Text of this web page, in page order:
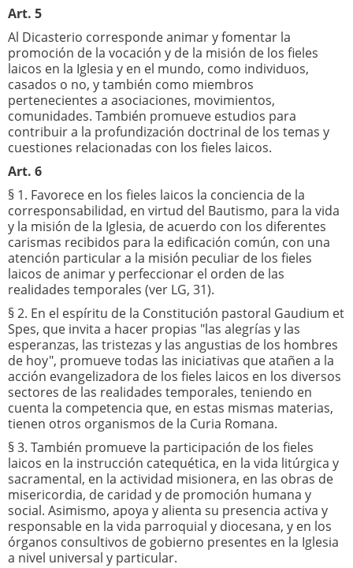
Art. 5
Al Dicasterio corresponde animar y fomentar la
promoción de la vocación y de la misión de los fieles
laicos en la Iglesia y en el mundo, como individuos,
casados o no, y también como miembros
pertenecientes a asociaciones, movimientos,
comunidades. También promueve estudios para
contribuir a la profundización doctrinal de los temas y
cuestiones relacionadas con los fieles laicos.
Art. 6
§ 1. Favorece en los fieles laicos la conciencia de la
corresponsabilidad, en virtud del Bautismo, para la vida
y la misión de la Iglesia, de acuerdo con los diferentes
carismas recibidos para la edificación común, con una
atención particular a la misión peculiar de los fieles
laicos de animar y perfeccionar el orden de las
realidades temporales (ver LG, 31).
§ 2. En el espíritu de la Constitución pastoral Gaudium et
Spes, que invita a hacer propias "las alegrías y las
esperanzas, las tristezas y las angustias de los hombres
de hoy", promueve todas las iniciativas que atañen a la
acción evangelizadora de los fieles laicos en los diversos
sectores de las realidades temporales, teniendo en
cuenta la competencia que, en estas mismas materias,
tienen otros organismos de la Curia Romana.
§ 3. También promueve la participación de los fieles
laicos en la instrucción catequética, en la vida litúrgica y
sacramental, en la actividad misionera, en las obras de
misericordia, de caridad y de promoción humana y
social. Asimismo, apoya y alienta su presencia activa y
responsable en la vida parroquial y diocesana, y en los
órganos consultivos de gobierno presentes en la Iglesia
a nivel universal y particular.